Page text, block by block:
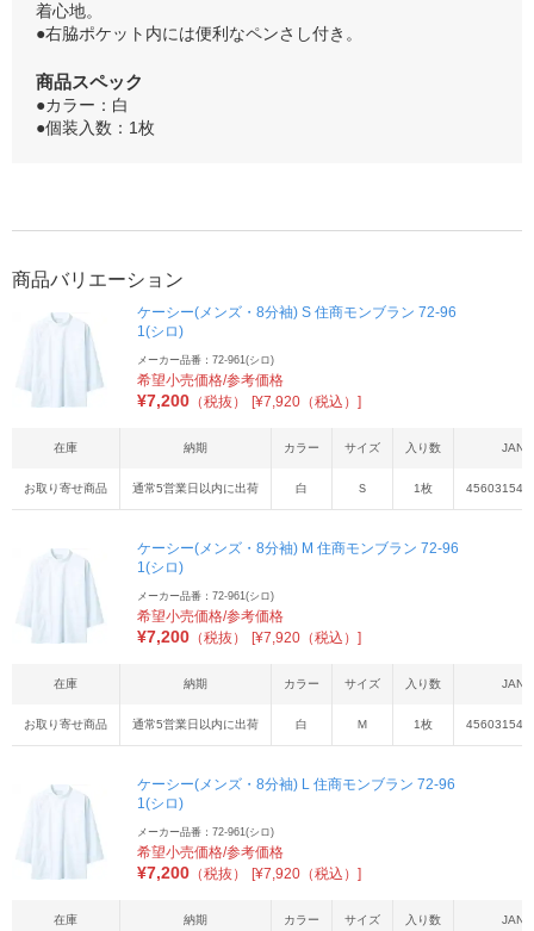
着心地。
●右脇ポケット内には便利なペンさし付き。
商品スペック
●カラー：白
●個装入数：1枚
商品バリエーション
ケーシー(メンズ・8分袖) S 住商モンブラン 72-96
1(シロ)
メーカー品番：72-961(シロ)
希望小売価格/参考価格
¥7,200 （税抜） [¥7,920（税込）]
在庫 納期 カラー サイズ 入り数 JAN
お取り寄せ商品 通常5営業日以内に出荷 白 Ｓ 1枚
ケーシー(メンズ・8分袖) M 住商モンブラン 72-96
1(シロ)
メーカー品番：72-961(シロ)
希望小売価格/参考価格
¥7,200 （税抜） [¥7,920（税込）]
在庫 納期 カラー サイズ 入り数 JAN
お取り寄せ商品 通常5営業日以内に出荷 白 Ｍ 1枚
ケーシー(メンズ・8分袖) L 住商モンブラン 72-96
1(シロ)
メーカー品番：72-961(シロ)
希望小売価格/参考価格
¥7,200 （税抜） [¥7,920（税込）]
在庫 納期 カラー サイズ 入り数 JAN